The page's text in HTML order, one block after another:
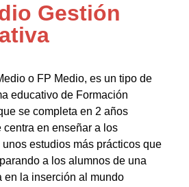
Gestión
o FP Medio, es un tipo de
educativo de Formación
se completa en 2 años
en enseñar a los
estudios más prácticos que
a los alumnos de una
en la inserción al mundo